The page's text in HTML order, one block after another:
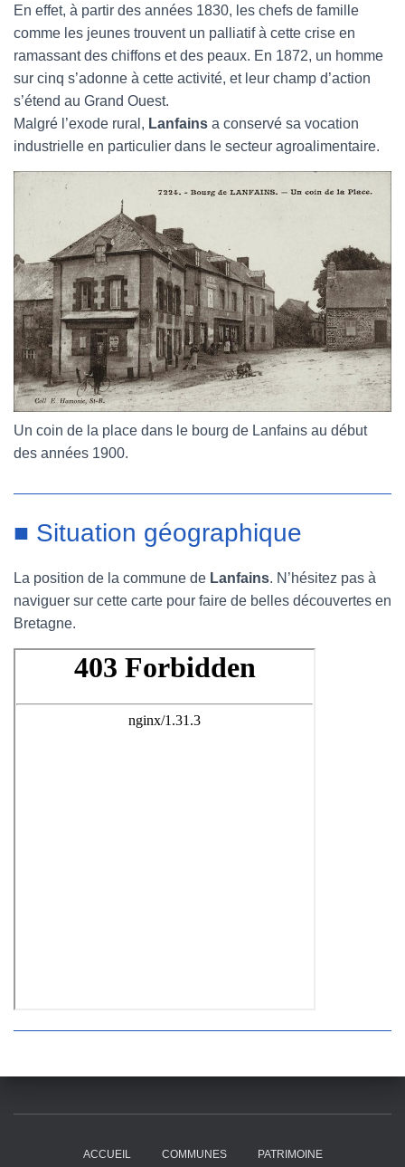
En effet, à partir des années 1830, les chefs de famille
comme les jeunes trouvent un palliatif à cette crise en
ramassant des chiffons et des peaux. En 1872, un homme
sur cinq s’adonne à cette activité, et leur champ d’action
s’étend au Grand Ouest.
Malgré l’exode rural, Lanfains a conservé sa vocation
industrielle en particulier dans le secteur agroalimentaire.
Un coin de la place dans le bourg de Lanfains au début
des années 1900.
■ Situation géographique
La position de la commune de Lanfains. N’hésitez pas à
naviguer sur cette carte pour faire de belles découvertes en
Bretagne.
ACCUEIL COMMUNES PATRIMOINE